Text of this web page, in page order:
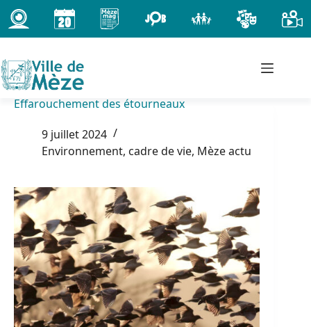
Passer
au
contenu
Effarouchement des étourneaux
9 juillet 2024
Environnement, cadre de vie, Mèze actu